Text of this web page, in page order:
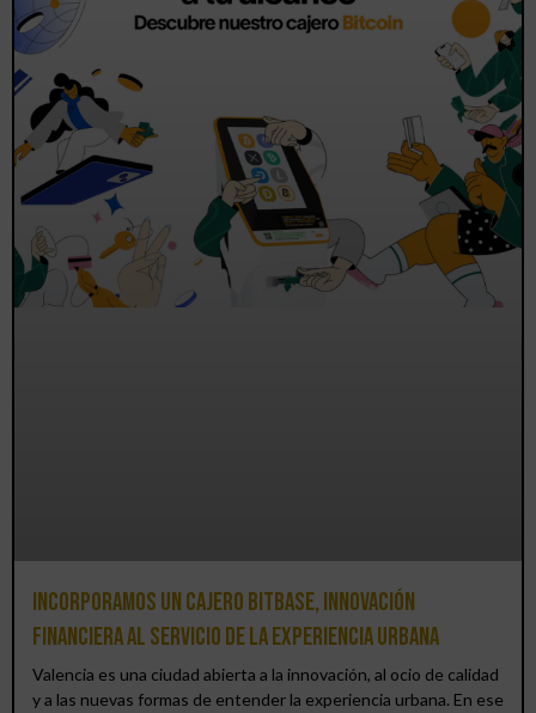
Incorporamos un cajero BitBase, innovación
financiera al servicio de la experiencia urbana
Valencia es una ciudad abierta a la innovación, al ocio de calidad
y a las nuevas formas de entender la experiencia urbana. En ese